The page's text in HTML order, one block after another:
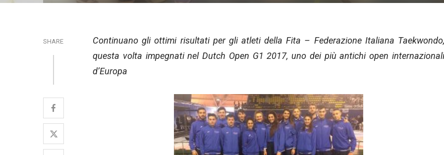
SHARE
Continuano gli ottimi risultati per gli atleti della Fita – Federazione Italiana Taekwondo,
questa volta impegnati nel Dutch Open G1 2017, uno dei più antichi open internazionali
d’Europa